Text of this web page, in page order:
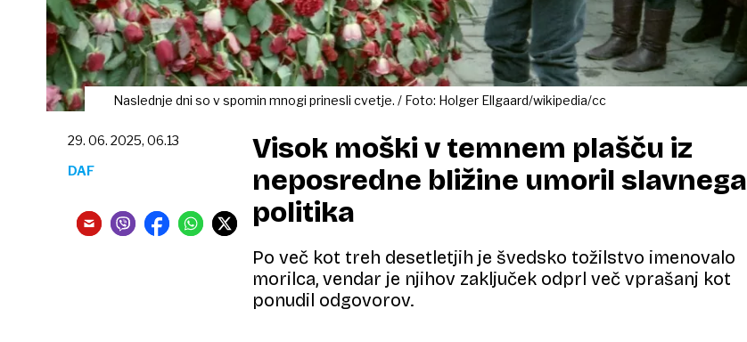
Naslednje dni so v spomin mnogi prinesli cvetje. / Foto: Holger Ellgaard/wikipedia/cc
Visok moški v temnem plašču iz
neposredne bližine umoril slavnega
politika
Po več kot treh desetletjih je švedsko tožilstvo imenovalo
morilca, vendar je njihov zaključek odprl več vprašanj kot
ponudil odgovorov.
29. 06. 2025, 06.13
DAF